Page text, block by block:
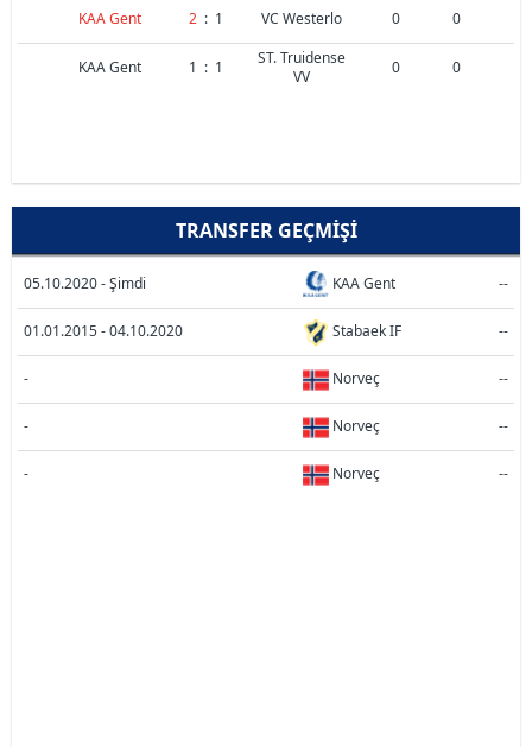
KAA Gent 2 : 1 VC Westerlo 0 0
KAA Gent 1 : 1
ST. Truidense
VV
0 0
TRANSFER GEÇMIŞI
05.10.2020 - Şimdi KAA Gent --
01.01.2015 - 04.10.2020 Stabaek IF --
- Norveç --
- Norveç --
- Norveç --